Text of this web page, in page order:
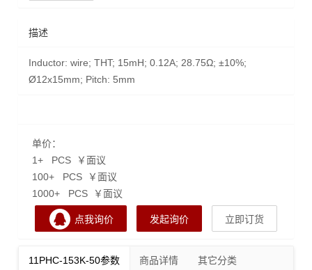
描述
Inductor: wire; THT; 15mH; 0.12A; 28.75Ω; ±10%;
Ø12x15mm; Pitch: 5mm
单价：
1+ PCS ￥面议
100+ PCS ￥面议
1000+ PCS ￥面议
点我询价 发起询价 立即订货
11PHC-153K-50参数 商品详情 其它分类